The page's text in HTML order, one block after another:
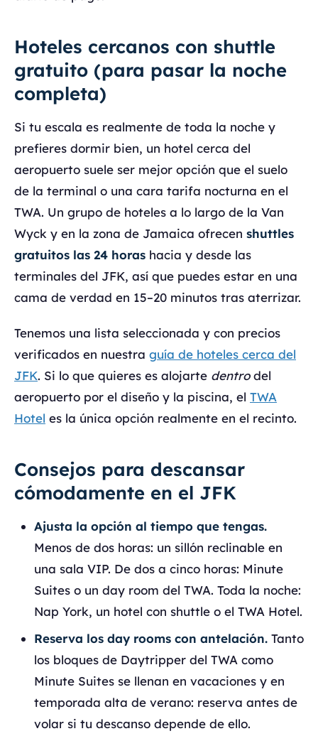
Hoteles cercanos con shuttle
gratuito (para pasar la noche
completa)
Si tu escala es realmente de toda la noche y
prefieres dormir bien, un hotel cerca del
aeropuerto suele ser mejor opción que el suelo
de la terminal o una cara tarifa nocturna en el
TWA. Un grupo de hoteles a lo largo de la Van
Wyck y en la zona de Jamaica ofrecen shuttles
gratuitos las 24 horas hacia y desde las
terminales del JFK, así que puedes estar en una
cama de verdad en 15–20 minutos tras aterrizar.
Tenemos una lista seleccionada y con precios
verificados en nuestra guía de hoteles cerca del
JFK. Si lo que quieres es alojarte dentrodel
aeropuerto por el diseño y la piscina, el TWA
Hotel es la única opción realmente en el recinto.
Consejos para descansar
cómodamente en el JFK
Ajusta la opción al tiempo que tengas.
Menos de dos horas: un sillón reclinable en
una sala VIP. De dos a cinco horas: Minute
Suites o un day room del TWA. Toda la noche:
Nap York, un hotel con shuttle o el TWA Hotel.
Reserva los day rooms con antelación. Tanto
los bloques de Daytripper del TWA como
Minute Suites se llenan en vacaciones y en
temporada alta de verano: reserva antes de
volar si tu descanso depende de ello.